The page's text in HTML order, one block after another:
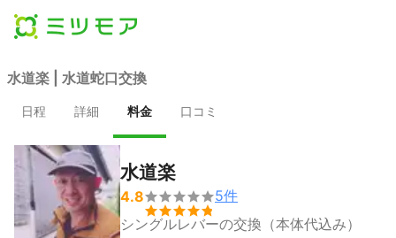
水道楽 | 水道蛇口交換
日程 詳細 料金 口コミ
水道楽
4.8

5件
シングルレバーの交換（本体代込み）